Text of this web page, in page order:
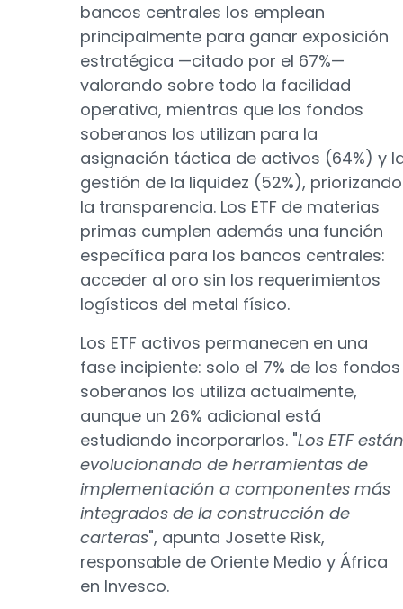
bancos centrales los emplean
principalmente para ganar exposición
estratégica —citado por el 67%—
valorando sobre todo la facilidad
operativa, mientras que los fondos
soberanos los utilizan para la
asignación táctica de activos (64%) y
gestión de la liquidez (52%), priorizando
la transparencia. Los ETF de materias
primas cumplen además una función
específica para los bancos centrales:
acceder al oro sin los requerimientos
logísticos del metal físico.
Los ETF activos permanecen en una
fase incipiente: solo el 7% de los fondos
soberanos los utiliza actualmente,
aunque un 26% adicional está
estudiando incorporarlos. "Los ETF están
evolucionando de herramientas de
implementación a componentes más
integrados de la construcción de
carteras", apunta Josette Risk,
responsable de Oriente Medio y África
en Invesco.